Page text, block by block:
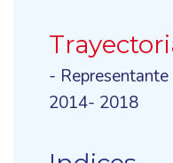
-
2014- 2018